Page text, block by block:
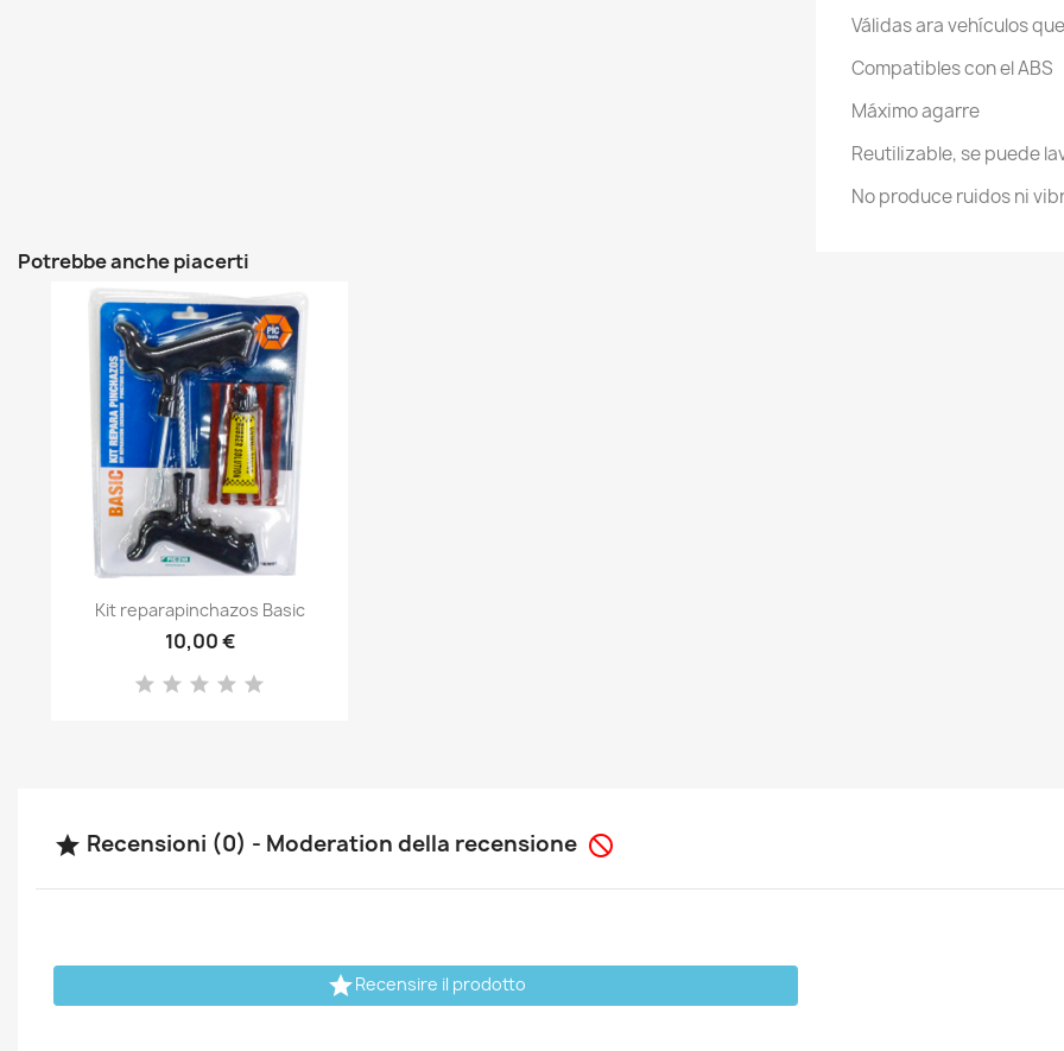
Válidas ara vehículos
Compatibles con el ABS
Máximo agarre
Reutilizable, se puede
No produce ruidos ni
Potrebbe anche piacerti
Anteprima
Kit reparapinchazos Basic
10,00 €
 Recensioni (0) - Moderation della recensione 
Recensire il prodotto